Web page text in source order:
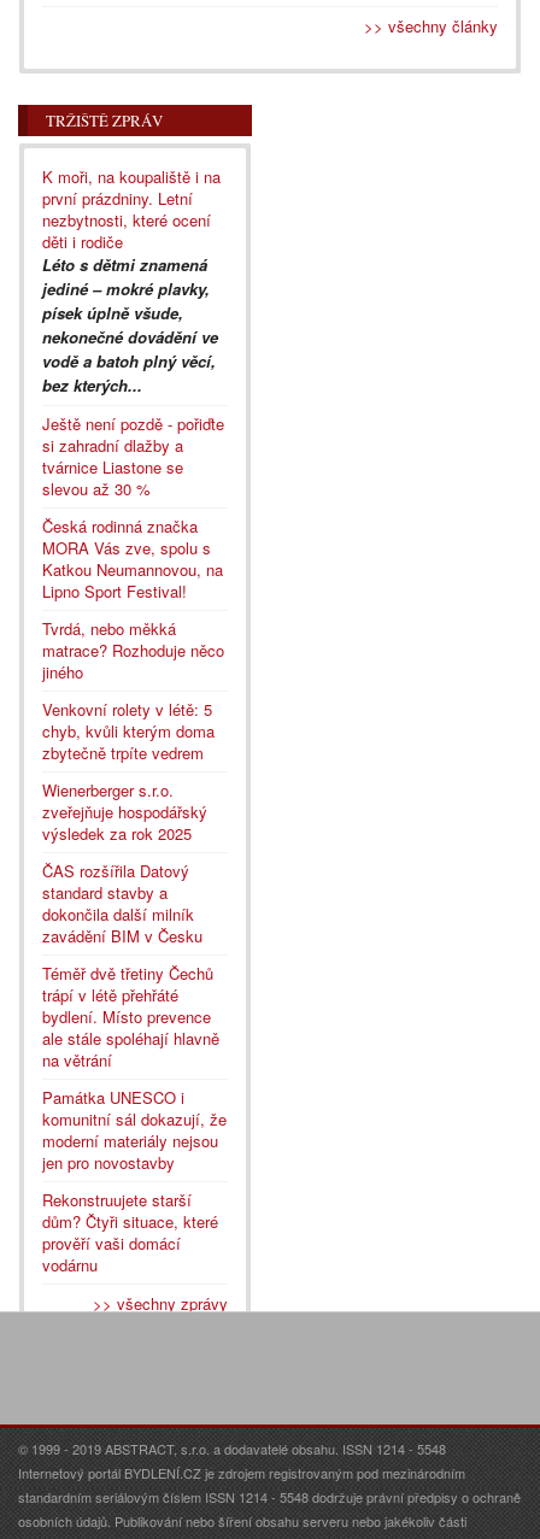
>> všechny články
TRŽIŠTĚ ZPRÁV
K moři, na koupaliště i na
první prázdniny. Letní
nezbytnosti, které ocení
děti i rodiče
Léto s dětmi znamená
jediné – mokré plavky,
písek úplně všude,
nekonečné dovádění ve
vodě a batoh plný věcí,
bez kterých...
Ještě není pozdě - pořiďte
si zahradní dlažby a
tvárnice Liastone se
slevou až 30 %
Česká rodinná značka
MORA Vás zve, spolu s
Katkou Neumannovou, na
Lipno Sport Festival!
Tvrdá, nebo měkká
matrace? Rozhoduje něco
jiného
Venkovní rolety v létě: 5
chyb, kvůli kterým doma
zbytečně trpíte vedrem
Wienerberger s.r.o.
zveřejňuje hospodářský
výsledek za rok 2025
ČAS rozšířila Datový
standard stavby a
dokončila další milník
zavádění BIM v Česku
Téměř dvě třetiny Čechů
trápí v létě přehřáté
bydlení. Místo prevence
ale stále spoléhají hlavně
na větrání
Památka UNESCO i
komunitní sál dokazují, že
moderní materiály nejsou
jen pro novostavby
Rekonstruujete starší
dům? Čtyři situace, které
prověří vaši domácí
vodárnu
>> všechny zprávy
© 1999 - 2019 ABSTRACT, s.r.o. a dodavatelé obsahu. ISSN 1214 - 5548
Internetový portál BYDLENÍ.CZ je zdrojem registrovaným pod mezinárodním
standardním seriálovým číslem ISSN 1214 - 5548 dodržuje právní předpisy o ochraně
osobních údajů. Publikování nebo šíření obsahu serveru nebo jakékoliv části